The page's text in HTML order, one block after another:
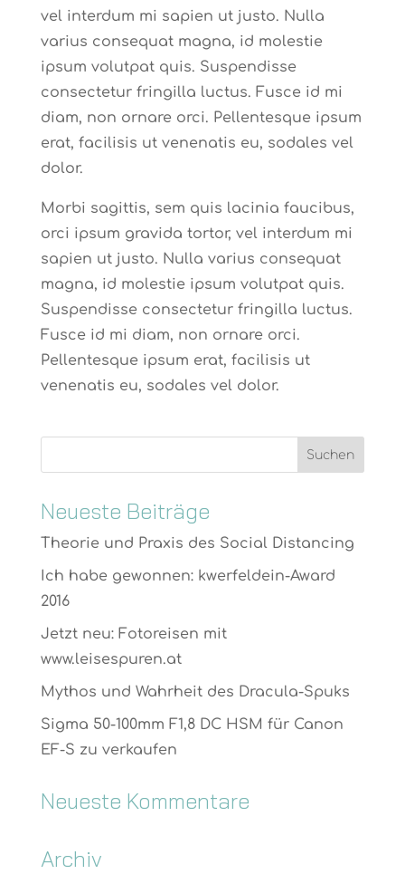
vel interdum mi sapien ut justo. Nulla
varius consequat magna, id molestie
ipsum volutpat quis. Suspendisse
consectetur fringilla luctus. Fusce id mi
diam, non ornare orci. Pellentesque ipsum
erat, facilisis ut venenatis eu, sodales vel
dolor.
Morbi sagittis, sem quis lacinia faucibus,
orci ipsum gravida tortor, vel interdum mi
sapien ut justo. Nulla varius consequat
magna, id molestie ipsum volutpat quis.
Suspendisse consectetur fringilla luctus.
Fusce id mi diam, non ornare orci.
Pellentesque ipsum erat, facilisis ut
venenatis eu, sodales vel dolor.
Neueste Beiträge
Theorie und Praxis des Social Distancing
Ich habe gewonnen: kwerfeldein-Award
2016
Jetzt neu: Fotoreisen mit
www.leisespuren.at
Mythos und Wahrheit des Dracula-Spuks
Sigma 50-100mm F1,8 DC HSM für Canon
EF-S zu verkaufen
Neueste Kommentare
Archiv